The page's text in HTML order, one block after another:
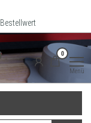
0
Menü